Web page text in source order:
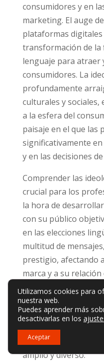
consumidores y en
marketing. El auge
plataformas
transformación de la
lenguaje para atraer
consumidores. La
profundamente
culturales y sociales,
a la esfera del
paisaje en el que las
significativamente
y en las decisiones
Comprender las
crucial para los
la hora de
con su público
en las elecciones
multitud de
prestigio, afectando
marca y a su
ejemplo, el uso de la
publicidad puede
con el público local,
estratégico de
el inglés, puede
amplio y diverso.
Utilizamos cookies para
nuestra web.
Puedes aprender más
desactivarlas en los
Aceptar